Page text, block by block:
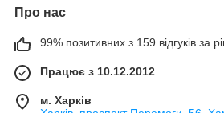
Про нас
99% позитивних з 159 відгуків за
Працює з 10.12.2012
м. Харків